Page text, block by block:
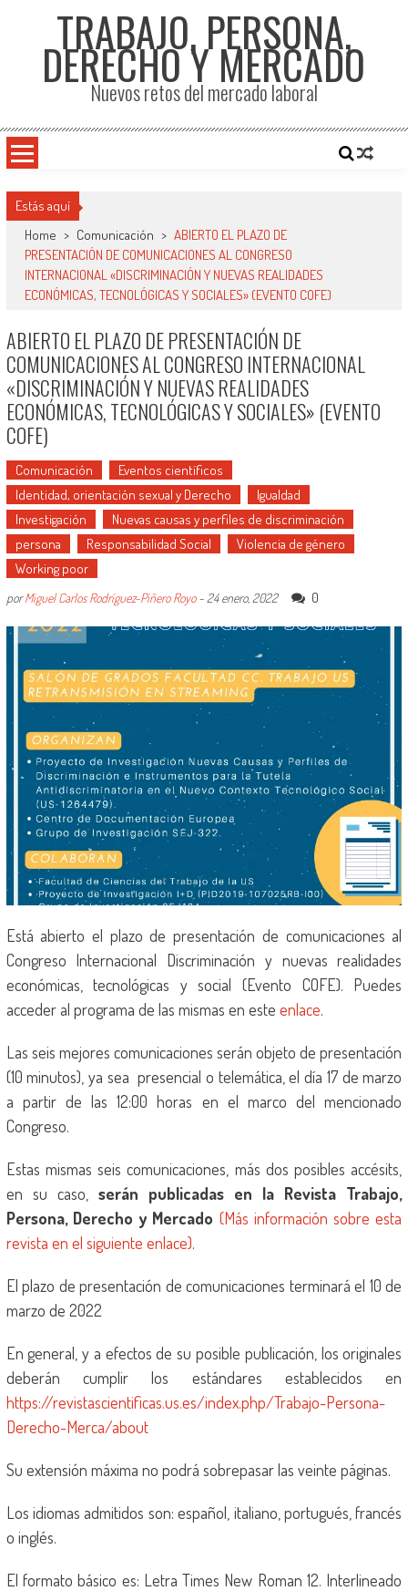
TRABAJO, PERSONA,
DERECHO Y MERCADO
Nuevos retos del mercado laboral
Estás aquí
Home > Comunicación > ABIERTO EL PLAZO DE
PRESENTACIÓN DE COMUNICACIONES AL CONGRESO
INTERNACIONAL «DISCRIMINACIÓN Y NUEVAS REALIDADES
ECONÓMICAS, TECNOLÓGICAS Y SOCIALES» (EVENTO COFE)
ABIERTO EL PLAZO DE PRESENTACIÓN DE
COMUNICACIONES AL CONGRESO INTERNACIONAL
«DISCRIMINACIÓN Y NUEVAS REALIDADES
ECONÓMICAS, TECNOLÓGICAS Y SOCIALES» (EVENTO
COFE)
Comunicación
Eventos científicos
Identidad, orientación sexual y Derecho
Igualdad
Investigación
Nuevas causas y perfiles de discriminación
persona
Responsabilidad Social
Violencia de género
Working poor
porMiguel Carlos Rodríguez-Piñero Royo- 24 enero, 2022 0
Está abierto el plazo de presentación de comunicaciones al
Congreso Internacional Discriminación y nuevas realidades
económicas, tecnológicas y social (Evento COFE). Puedes
acceder al programa de las mismas en este enlace.
Las seis mejores comunicaciones serán objeto de presentación
(10 minutos), ya sea presencial o telemática, el día 17 de marzo
a partir de las 12:00 horas en el marco del mencionado
Congreso.
Estas mismas seis comunicaciones, más dos posibles accésits,
en su caso, serán publicadas en la Revista Trabajo,
Persona, Derecho y Mercado (Más información sobre esta
revista en el siguiente enlace).
El plazo de presentación de comunicaciones terminará el 10 de
marzo de 2022
En general, y a efectos de su posible publicación, los originales
deberán cumplir los estándares establecidos en
https://revistascientificas.us.es/index.php/Trabajo-Persona-
Derecho-Merca/about
Su extensión máxima no podrá sobrepasar las veinte páginas.
Los idiomas admitidos son: español, italiano, portugués, francés
o inglés.
El formato básico es: Letra Times New Roman 12. Interlineado